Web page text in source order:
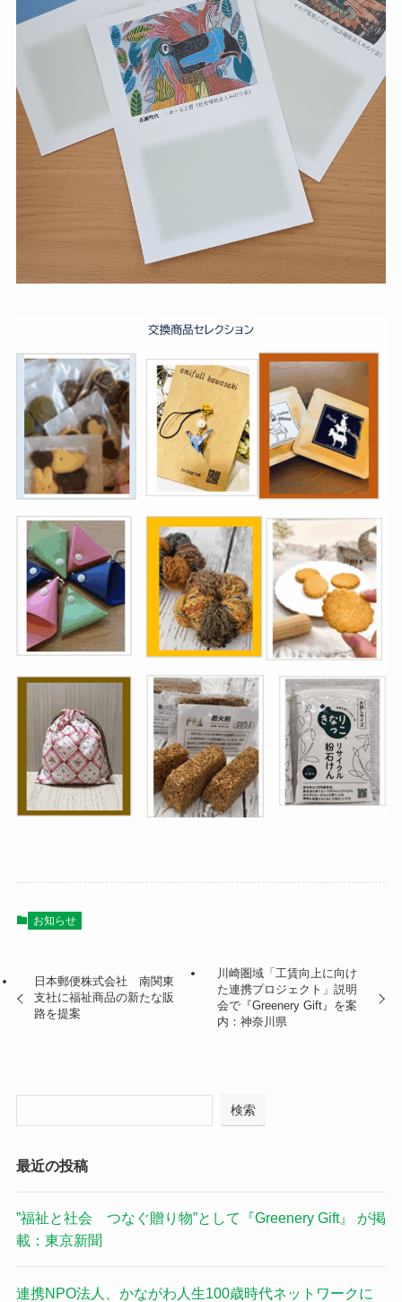
お知らせ
日本郵便株式会社 南関東
支社に福祉商品の新たな販
路を提案
川崎圏域「工賃向上に向け
た連携プロジェクト」説明
会で『Greenery Gift』を案
内：神奈川県
検索
最近の投稿
”福祉と社会 つなぐ贈り物”として『Greenery Gift』 が掲
載：東京新聞
連携NPO法人、かながわ人生100歳時代ネットワークに